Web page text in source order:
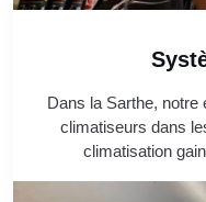
Dans la Sarthe, notre
climatiseurs dans
climatisation